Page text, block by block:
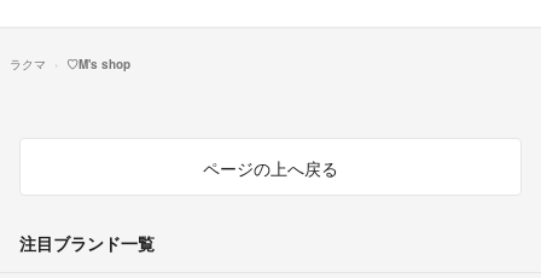
ラクマ ♡M's shop
ページの上へ戻る
注目ブランド一覧